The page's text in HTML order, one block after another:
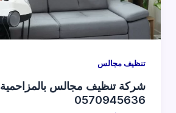
تنظيف مجالس
شركة تنظيف مجالس بالمزاحمية
0570945636